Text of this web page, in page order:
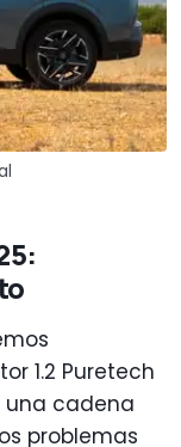
1.2 Puretech
una cadena
problemas